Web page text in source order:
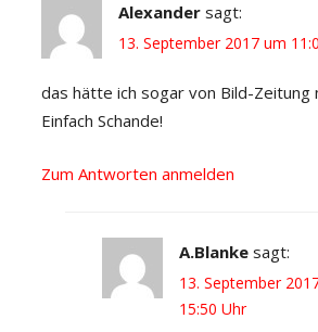
Alexander sagt:
13. September 2017 um
das hätte ich sogar von Bild-
Einfach Schande!
Zum Antworten anmelden
A.Blanke sagt:
13. September
15:50 Uhr